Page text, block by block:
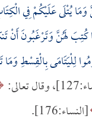
يُتْلَى عَلَيْكُمْ فِي
كُتِبَ لَهُنَّ وَتَرْغَبُونَ
لِلْيَتَامَى بِالْقِسْطِ وَمَا
تعالى:
[النساء:176].